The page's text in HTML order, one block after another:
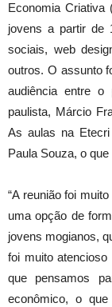
Economia Criativa
jovens a partir de
sociais, web
outros. O assunto
audiência entre o
paulista, Márcio
As aulas na
Paula Souza, o
“A reunião foi
uma opção de
jovens mogianos,
foi muito
que pensamos
econômico, o